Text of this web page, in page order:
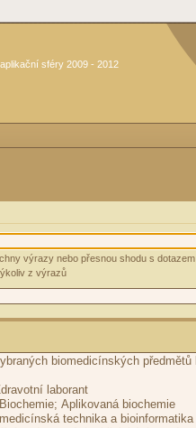
sféry 2009 - 2012
výrazy nebo přesnou shodu s dotazem
z výrazů